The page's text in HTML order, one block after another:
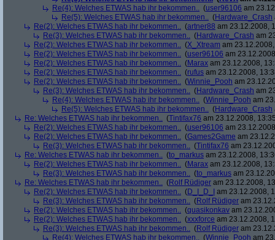
Re(4): Welches ETWAS hab ihr bekommen.. (user96106 am
Re(5): Welches ETWAS hab ihr bekommen.. (Hardware_Crash
Re(2): Welches ETWAS hab ihr bekommen.. (artner88 am 23.12.2008,
Re(3): Welches ETWAS hab ihr bekommen.. (Hardware_Crash am
Re(2): Welches ETWAS hab ihr bekommen.. (X_Xtream am
Re(2): Welches ETWAS hab ihr bekommen.. (user96106 am
Re(2): Welches ETWAS hab ihr bekommen.. (Marax am 23.12.2008,
Re(2): Welches ETWAS hab ihr bekommen.. (rufus am 23.12.2008,
Re(2): Welches ETWAS hab ihr bekommen.. (Winnie_Pooh am
Re(3): Welches ETWAS hab ihr bekommen.. (Hardware_Crash am
Re(4): Welches ETWAS hab ihr bekommen.. (Winnie_Pooh am
Re(5): Welches ETWAS hab ihr bekommen.. (Hardware_Crash
Re: Welches ETWAS hab ihr bekommen.. (Tintifax76 am 23.12.2008,
Re(2): Welches ETWAS hab ihr bekommen.. (user96106 am
Re(2): Welches ETWAS hab ihr bekommen.. (Games2Game am
Re(3): Welches ETWAS hab ihr bekommen.. (Tintifax76 am
Re: Welches ETWAS hab ihr bekommen.. (to_markus am 23.12.2008,
Re(2): Welches ETWAS hab ihr bekommen.. (Marax am 23.12.2008,
Re(3): Welches ETWAS hab ihr bekommen.. (to_markus am
Re: Welches ETWAS hab ihr bekommen.. (Rolf Rüdiger am 23.12.2008,
Re(2): Welches ETWAS hab ihr bekommen.. (D_I_D_I
am 23.12.2008,
Re(3): Welches ETWAS hab ihr bekommen.. (Rolf Rüdiger am
Re(2): Welches ETWAS hab ihr bekommen.. (quasikonkav am
Re(2): Welches ETWAS hab ihr bekommen.. (xxxforce am 23.12.2008,
Re(3): Welches ETWAS hab ihr bekommen.. (Rolf Rüdiger am
Re(4): Welches ETWAS hab ihr bekommen.. (Winnie_Pooh am